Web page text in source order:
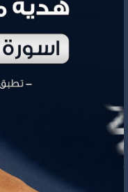
ماسة السعادة متجر
بين الحاضر